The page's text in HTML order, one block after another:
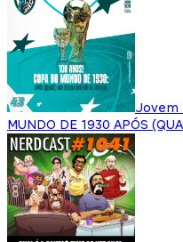
Jovem
MUNDO DE 1930 APÓS